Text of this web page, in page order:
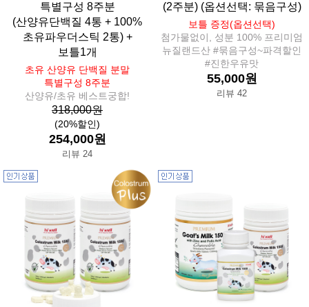
특별구성 8주분
(산양유단백질 4통 + 100%
초유파우더스틱 2통) +
보틀1개
초유 산양유 단백질 분말
특별구성 8주분
산양유/초유 베스트궁합!
318,000원
(20%할인)
254,000원
리뷰 24
(2주분) (옵션선택: 묶음구성)
보틀 증정(옵션선택)
첨가물없이, 성분 100% 프리미엄
뉴질랜드산 #묶음구성~파격할인
#진한우유맛
55,000원
리뷰 42